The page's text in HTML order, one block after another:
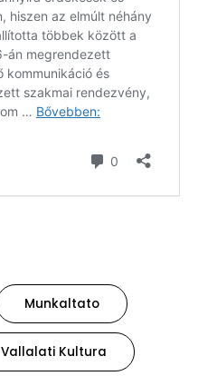
Munkaltato
Vallalati Kultura